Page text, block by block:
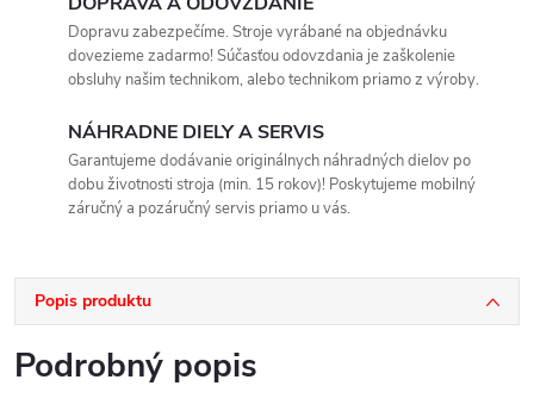
Dopravu zabezpečíme. Stroje vyrábané na objednávku
dovezieme zadarmo! Súčasťou odovzdania je zaškolenie
obsluhy našim technikom, alebo technikom priamo z výroby.
NÁHRADNE DIELY A SERVIS
Garantujeme dodávanie originálnych náhradných dielov po
dobu životnosti stroja (min. 15 rokov)! Poskytujeme mobilný
záručný a pozáručný servis priamo u vás.
Popis produktu
Podrobný popis